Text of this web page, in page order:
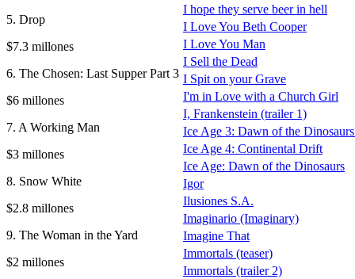
5. Drop
$7.3 millones
6. The Chosen: Last Supper Part 3
$6 millones
7. A Working Man
$3 millones
8. Snow White
$2.8 millones
9. The Woman in the Yard
$2 millones
I hope they serve beer in hell
I Love You Beth Cooper
I Love You Man
I Sell the Dead
I Spit on your Grave
I'm in Love with a Church Girl
I, Frankenstein (trailer 1)
Ice Age 3: Dawn of the
Ice Age 4: Continental Drift
Ice Age: Dawn of the Dinosaurs
Igor
Ilusiones S.A.
Imaginario (Imaginary)
Imagine That
Immortals (teaser)
Immortals (trailer 2)